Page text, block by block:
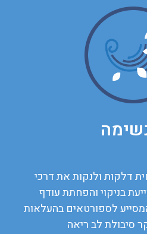
דלקות ולנקות את דרכי
בניקוי והפחתת עודף
לספורטאים בהעלאות
סיבולת לב ריאה